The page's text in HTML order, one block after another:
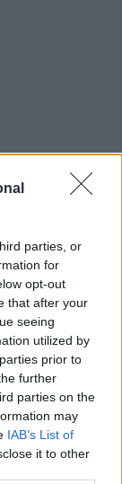
parties, or
for
opt-out
that after your
seeing
utilized by
prior to
further
parties on the
may
IAB’s List of
it to other